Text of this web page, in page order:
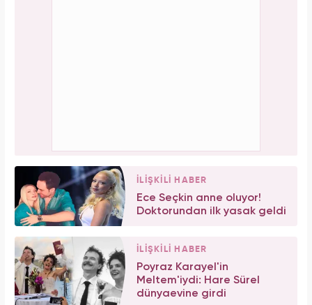
İLİŞKİLİ HABER
Ece Seçkin anne oluyor!
Doktorundan ilk yasak geldi
İLİŞKİLİ HABER
Poyraz Karayel'in
Meltem'iydi: Hare Sürel
dünyaevine girdi